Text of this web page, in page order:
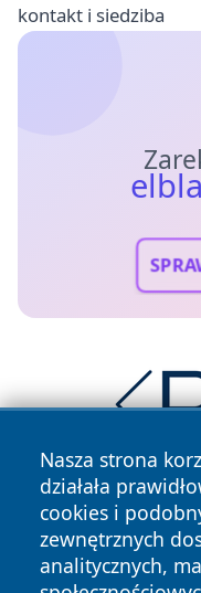
kontakt i siedziba
Nasza strona
działała
cookies i
zewnętrznych
analitycznych,